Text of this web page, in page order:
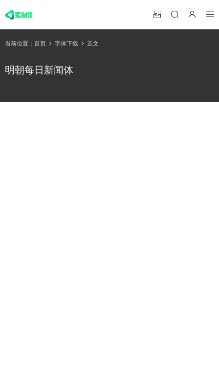
当前位置： 首页 字体下载 正文
明朝每日新闻体